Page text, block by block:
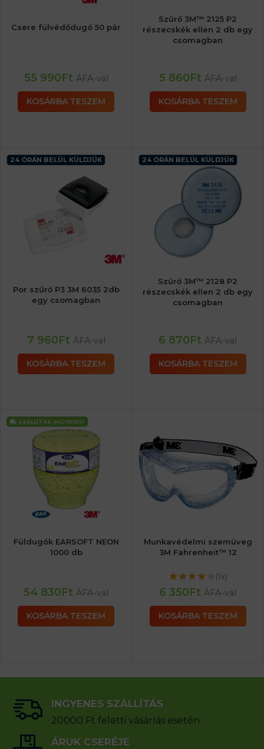
Csere fülvédődugó 50 pár
55 990Ft ÁFA-val
KOSÁRBA TESZEM
Szűrő 3M™ 2125 P2
részecskék ellen 2 db egy
csomagban
5 860Ft ÁFA-val
KOSÁRBA TESZEM
24 ÓRÁN BELÜL KÜLDJÜK
Por szűrő P3 3M 6035 2db
egy csomagban
7 960Ft ÁFA-val
KOSÁRBA TESZEM
24 ÓRÁN BELÜL KÜLDJÜK
Szűrő 3M™ 2128 P2
részecskék ellen 2 db egy
csomagban
6 870Ft ÁFA-val
KOSÁRBA TESZEM
SZÁLLÍTÁS INGYENES!
Füldugók EARSOFT NEON
1000 db
54 830Ft ÁFA-val
KOSÁRBA TESZEM
Munkavédelmi szemüveg
3M Fahrenheit™ 12
(1x)
6 350Ft ÁFA-val
KOSÁRBA TESZEM
INGYENES SZÁLLÍTÁS
20000 Ft feletti vásárlás esetén
ÁRUK CSERÉJE